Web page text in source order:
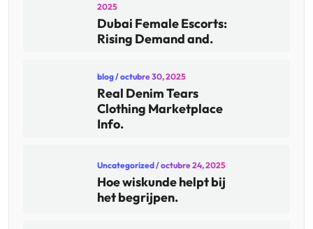
2025
Dubai Female Escorts:
Rising Demand and.
blog/ octubre 30, 2025
Real Denim Tears
Clothing Marketplace
Info.
Uncategorized/ octubre 24, 2025
Hoe wiskunde helpt bij
het begrijpen.